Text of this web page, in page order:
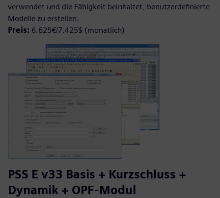
verwendet und die Fähigkeit beinhaltet, benutzerdefinierte
Modelle zu erstellen.
Preis: 6.625€/7.425$ (monatlich)
PSS E v33 Basis + Kurzschluss +
Dynamik + OPF-Modul